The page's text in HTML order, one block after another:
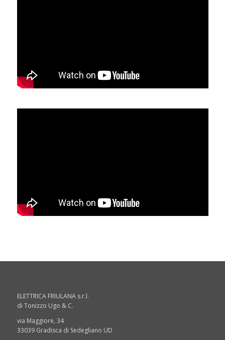
ELETTRICA FRIULANA s.r.l.
di Tonizzo Ugo & C.
via Maggiore, 34
33039 Gradisca di Sedegliano UD